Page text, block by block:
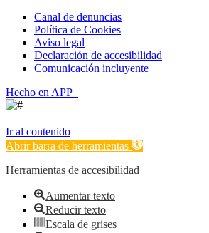
Canal de denuncias
Política de Cookies
Aviso legal
Declaración de accesibilidad
Comunicación incluyente
Hecho en APP_
Ir al contenido
Abrir barra de herramientas
Herramientas de accesibilidad
Aumentar texto
Reducir texto
Escala de grises